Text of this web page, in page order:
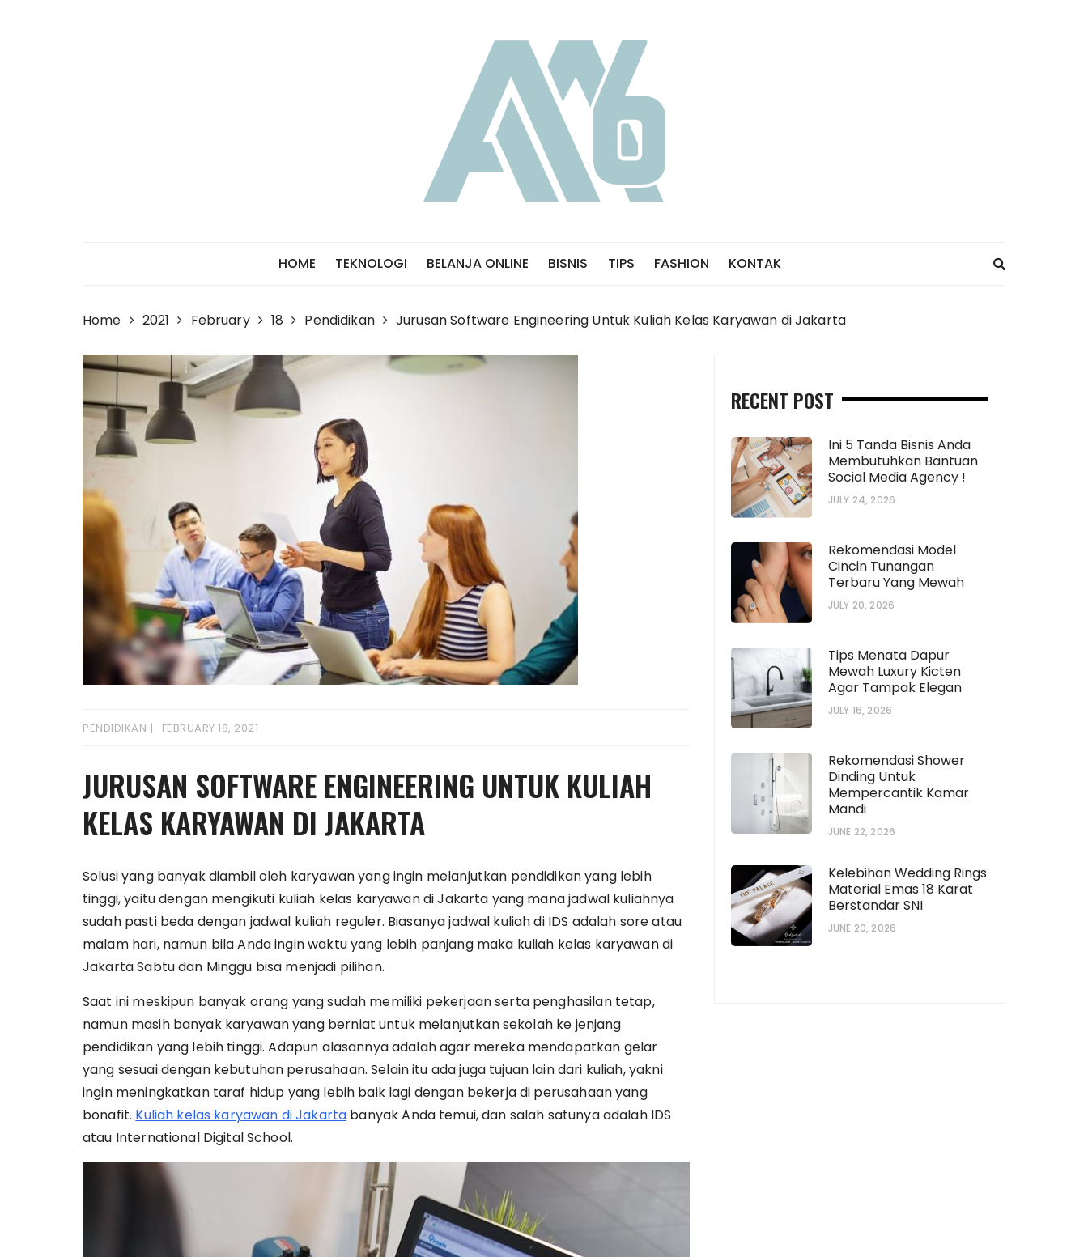
HOME TEKNOLOGI BELANJA ONLINE BISNIS TIPS FASHION KONTAK
Home 2021 February 18 Pendidikan Jurusan Software Engineering Untuk Kuliah Kelas Karyawan di Jakarta
PENDIDIKAN FEBRUARY 18, 2021
JURUSAN SOFTWARE ENGINEERING UNTUK KULIAH
KELAS KARYAWAN DI JAKARTA
Solusi yang banyak diambil oleh karyawan yang ingin melanjutkan pendidikan yang lebih
tinggi, yaitu dengan mengikuti kuliah kelas karyawan di Jakarta yang mana jadwal kuliahnya
sudah pasti beda dengan jadwal kuliah reguler. Biasanya jadwal kuliah di IDS adalah sore atau
malam hari, namun bila Anda ingin waktu yang lebih panjang maka kuliah kelas karyawan di
Jakarta Sabtu dan Minggu bisa menjadi pilihan.
Saat ini meskipun banyak orang yang sudah memiliki pekerjaan serta penghasilan tetap,
namun masih banyak karyawan yang berniat untuk melanjutkan sekolah ke jenjang
pendidikan yang lebih tinggi. Adapun alasannya adalah agar mereka mendapatkan gelar
yang sesuai dengan kebutuhan perusahaan. Selain itu ada juga tujuan lain dari kuliah, yakni
ingin meningkatkan taraf hidup yang lebih baik lagi dengan bekerja di perusahaan yang
bonafit. Kuliah kelas karyawan di Jakarta banyak Anda temui, dan salah satunya adalah IDS
atau International Digital School.
RECENT POST
Ini 5 Tanda Bisnis Anda
Membutuhkan Bantuan
Social Media Agency !
JULY 24, 2026
Rekomendasi Model
Cincin Tunangan
Terbaru Yang Mewah
JULY 20, 2026
Tips Menata Dapur
Mewah Luxury Kicten
Agar Tampak Elegan
JULY 16, 2026
Rekomendasi Shower
Dinding Untuk
Mempercantik Kamar
Mandi
JUNE 22, 2026
Kelebihan Wedding Rings
Material Emas 18 Karat
Berstandar SNI
JUNE 20, 2026